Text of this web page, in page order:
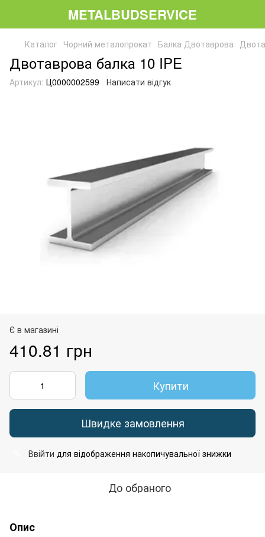
METALBUDSERVICE
Каталог Чорний металопрокат Балка Двотаврова
Двотаврова балка 10 IPE
Артикул: Ц0000002599 Написати відгук
Є в магазині
410.81 грн
Купити
Швидке замовлення
Ввійти для відображення накопичувальної знижки
До обраного
Опис